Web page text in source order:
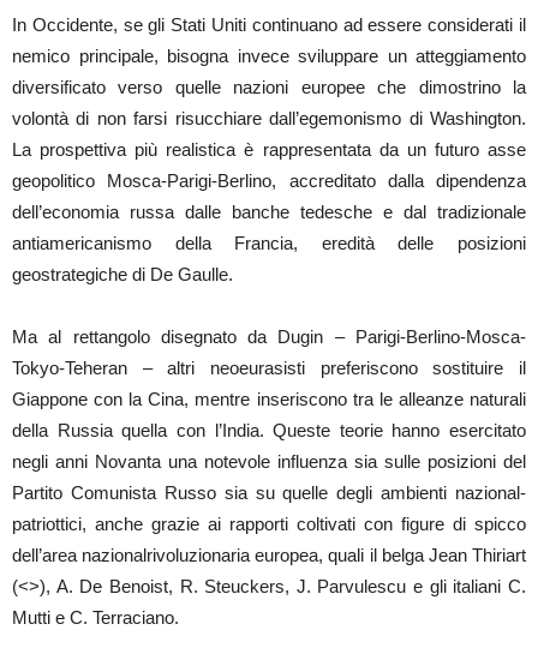
In Occidente, se gli Stati Uniti continuano ad essere considerati il
nemico principale, bisogna invece sviluppare un atteggiamento
diversificato verso quelle nazioni europee che dimostrino la
volontà di non farsi risucchiare dall’egemonismo di Washington.
La prospettiva più realistica è rappresentata da un futuro asse
geopolitico Mosca-Parigi-Berlino, accreditato dalla dipendenza
dell’economia russa dalle banche tedesche e dal tradizionale
antiamericanismo della Francia, eredità delle posizioni
geostrategiche di De Gaulle.
Ma al rettangolo disegnato da Dugin – Parigi-Berlino-Mosca-
Tokyo-Teheran – altri neoeurasisti preferiscono sostituire il
Giappone con la Cina, mentre inseriscono tra le alleanze naturali
della Russia quella con l’India. Queste teorie hanno esercitato
negli anni Novanta una notevole influenza sia sulle posizioni del
Partito Comunista Russo sia su quelle degli ambienti nazional-
patriottici, anche grazie ai rapporti coltivati con figure di spicco
dell’area nazionalrivoluzionaria europea, quali il belga Jean Thiriart
(<>), A. De Benoist, R. Steuckers, J. Parvulescu e gli italiani C.
Mutti e C. Terraciano.